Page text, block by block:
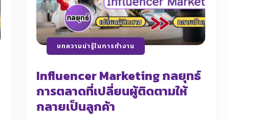
บทความน่ารู้ในการทำงาน
Influencer Marketing กลยุทธ์
การตลาดที่เปลี่ยนผู้ติดตามให้
กลายเป็นลูกค้า